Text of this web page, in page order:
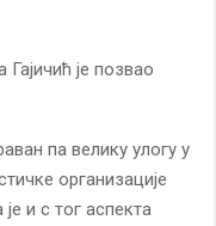
је позвао
па велику улогу у
организације
и с тог аспекта